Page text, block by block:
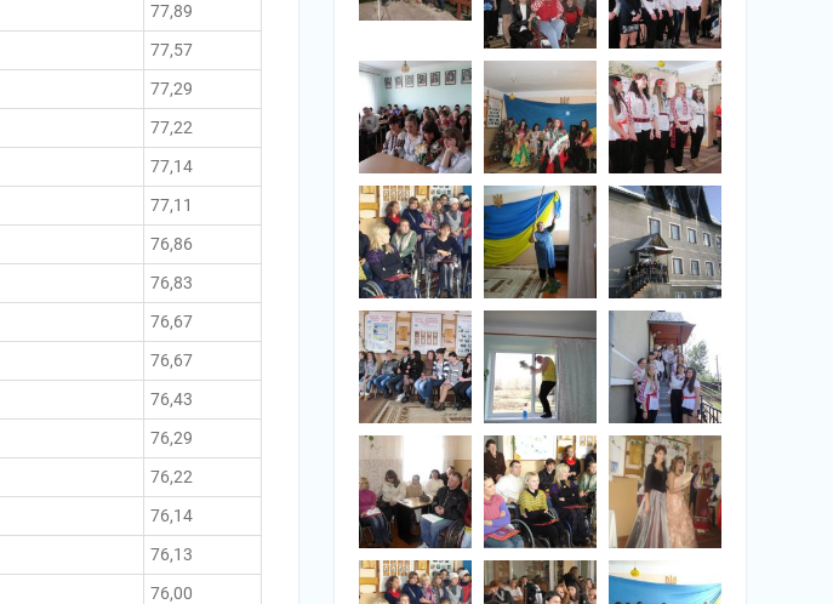
77,89
77,57
77,29
77,22
77,14
77,11
76,86
76,83
76,67
76,67
76,43
76,29
76,22
76,14
76,13
76,00